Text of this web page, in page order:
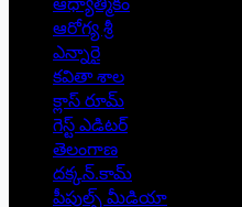
ఆరోగ్య శ్రీ
ఎన్నారై
కవితా శాల
క్లాస్ రూమ్
గెస్ట్ ఎడిటర్
తెలంగాణ
దక్కన్.కామ్
పీపుల్స్ ‌మీడియా